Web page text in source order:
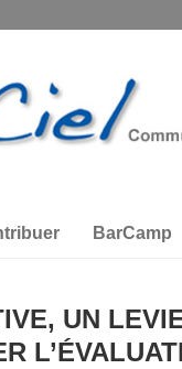
BarCamp
UN